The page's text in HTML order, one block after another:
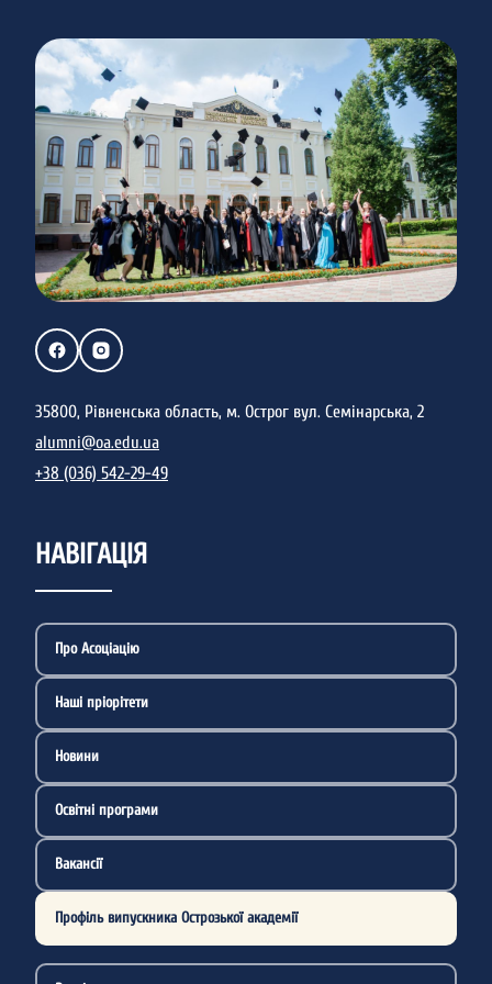
35800, Рівненська область, м. Острог вул. Семінарська, 2
alumni@oa.edu.ua
+38 (036) 542-29-49
НАВІГАЦІЯ
Про Асоціацію
Наші пріорітети
Новини
Освітні програми
Вакансії
Профіль випускника Острозької академії